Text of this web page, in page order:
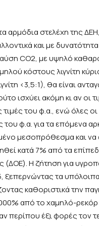
αρμόδια στελέχη της
και με
CO2, με υψηλό
κόστους λιγνίτη
<3,5:1), θα είναι
ισχύει ακόμη κι αν οι
του φ.α., ενώ όλες
φ.α. για τα επόμενα
μεσοπρόθεσμα και
κατά 7% από τα
(ΔΟΕ). Η ζήτηση για
ξεπερνώντας τα
καθοριστικά την
από το χαμηλό-
περίπου έξι φορές τον